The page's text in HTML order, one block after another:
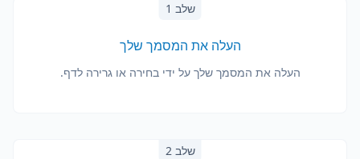
שלב 1
העלה את המסמך שלך
העלה את המסמך שלך על ידי בחירה או גרירה לדף.
שלב 2